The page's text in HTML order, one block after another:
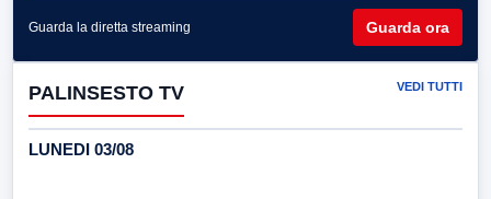
Guarda la diretta streaming Guarda ora
PALINSESTO TV VEDI TUTTI
LUNEDI 03/08